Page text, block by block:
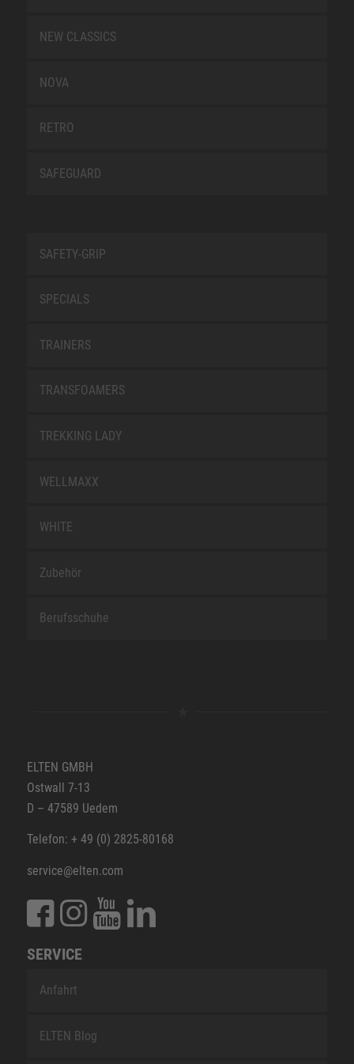
NEW CLASSICS
NOVA
RETRO
SAFEGUARD
SAFETY-GRIP
SPECIALS
TRAINERS
TRANSFOAMERS
TREKKING LADY
WELLMAXX
WHITE
Zubehör
Berufsschuhe
ELTEN GMBH
Ostwall 7-13
D – 47589 Uedem
Telefon: + 49 (0) 2825-80168
service@elten.com
SERVICE
Anfahrt
ELTEN Blog